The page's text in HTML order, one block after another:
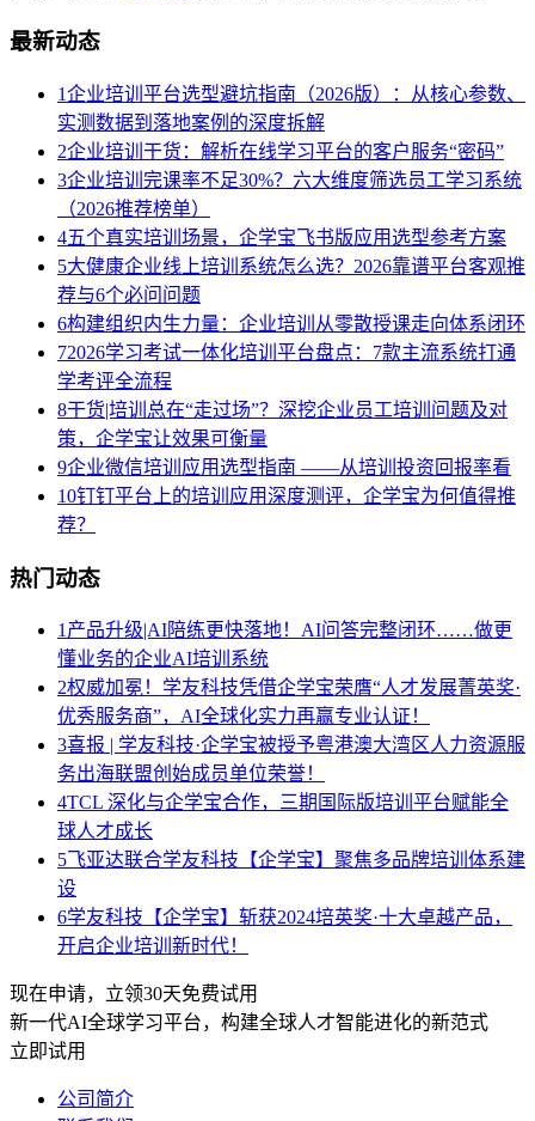
最新动态
1企业培训平台选型避坑指南（2026版）：从核心参数、
实测数据到落地案例的深度拆解
2企业培训干货：解析在线学习平台的客户服务“密码”
3企业培训完课率不足30%？六大维度筛选员工学习系统
（2026推荐榜单）
4五个真实培训场景，企学宝飞书版应用选型参考方案
5大健康企业线上培训系统怎么选？2026靠谱平台客观推
荐与6个必问问题
6构建组织内生力量：企业培训从零散授课走向体系闭环
72026学习考试一体化培训平台盘点：7款主流系统打通
学考评全流程
8干货|培训总在“走过场”？深挖企业员工培训问题及对
策，企学宝让效果可衡量
9企业微信培训应用选型指南 ——从培训投资回报率看
10钉钉平台上的培训应用深度测评，企学宝为何值得推
荐？
热门动态
1产品升级|AI陪练更快落地！AI问答完整闭环……做更
懂业务的企业AI培训系统
2权威加冕！学友科技凭借企学宝荣膺“人才发展菁英奖·
优秀服务商”，AI全球化实力再赢专业认证！
3喜报 | 学友科技·企学宝被授予粤港澳大湾区人力资源服
务出海联盟创始成员单位荣誉！
4TCL 深化与企学宝合作，三期国际版培训平台赋能全
球人才成长
5飞亚达联合学友科技【企学宝】聚焦多品牌培训体系建
设
6学友科技【企学宝】斩获2024培英奖·十大卓越产品，
开启企业培训新时代！
现在申请，立领30天免费试用
新一代AI全球学习平台，构建全球人才智能进化的新范式
立即试用
公司简介